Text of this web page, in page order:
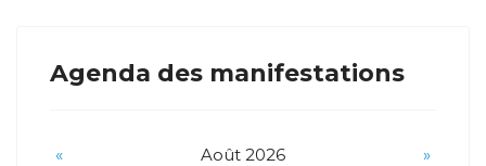
Agenda des manifestations
« Août 2026 »